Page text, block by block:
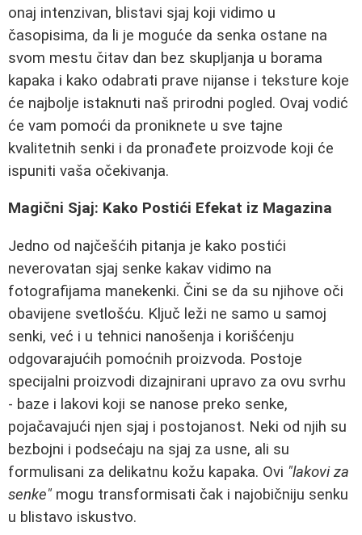
onaj intenzivan, blistavi sjaj koji vidimo u
časopisima, da li je moguće da senka ostane na
svom mestu čitav dan bez skupljanja u borama
kapaka i kako odabrati prave nijanse i teksture koje
će najbolje istaknuti naš prirodni pogled. Ovaj vodić
će vam pomoći da proniknete u sve tajne
kvalitetnih senki i da pronađete proizvode koji će
ispuniti vaša očekivanja.
Magični Sjaj: Kako Postići Efekat iz Magazina
Jedno od najčešćih pitanja je kako postići
neverovatan sjaj senke kakav vidimo na
fotografijama manekenki. Čini se da su njihove oči
obavijene svetlošću. Ključ leži ne samo u samoj
senki, već i u tehnici nanošenja i korišćenju
odgovarajućih pomoćnih proizvoda. Postoje
specijalni proizvodi dizajnirani upravo za ovu svrhu
- baze i lakovi koji se nanose preko senke,
pojačavajući njen sjaj i postojanost. Neki od njih su
bezbojni i podsećaju na sjaj za usne, ali su
formulisani za delikatnu kožu kapaka. Ovi "lakovi za
senke" mogu transformisati čak i najobičniju senku
u blistavo iskustvo.